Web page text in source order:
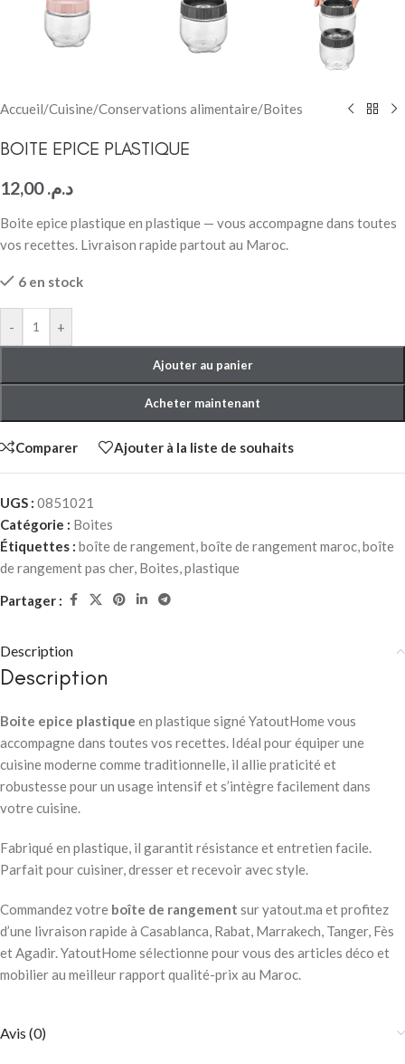
Accueil/Cuisine/Conservations alimentaire/Boites
BOITE EPICE PLASTIQUE
د.م.12,00
Boite epice plastique en plastique — vous accompagne dans toutes
vos recettes. Livraison rapide partout au Maroc.
6 en stock
- +
Ajouter au panier
Acheter maintenant
Comparer Ajouter à la liste de souhaits
UGS : 0851021
Catégorie : Boites
Étiquettes : boîte de rangement,boîte de rangement maroc,boîte
de rangement pas cher, Boites,plastique
Partager :
Description
Description
Boite epice plastique en plastique signé YatoutHome vous
accompagne dans toutes vos recettes. Idéal pour équiper une
cuisine moderne comme traditionnelle, il allie praticité et
robustesse pour un usage intensif et s’intègre facilement dans
votre cuisine.
Fabriqué en plastique, il garantit résistance et entretien facile.
Parfait pour cuisiner, dresser et recevoir avec style.
Commandez votre boîte de rangement sur yatout.ma et profitez
d’une livraison rapide à Casablanca, Rabat, Marrakech, Tanger, Fès
et Agadir. YatoutHome sélectionne pour vous des articles déco et
mobilier au meilleur rapport qualité-prix au Maroc.
Avis (0)